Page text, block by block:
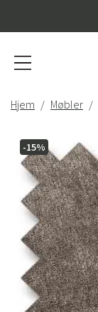
Hjem Møbler
-15%